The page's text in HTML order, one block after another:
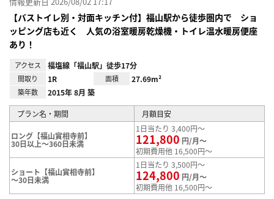
【バストイレ別・対面キッチン付】福山駅から徒歩圏内で ショ
ッピング店も近く 人気の浴室暖房乾燥機・トイレ温水暖房便座
あり！
アクセス 福塩線「福山駅」徒歩17分
間取り 1R 面積 27.69m²
築年数 2015年 8月 築
プラン名・期間 月額目安
ロング【福山實相寺前】
30日以上～360日未満
1日当たり 3,400円～
121,800 円/月～
初期費用他 16,500円～
ショート【福山實相寺前】
～30日未満
1日当たり 3,500円～
124,800 円/月～
初期費用他 16,500円～